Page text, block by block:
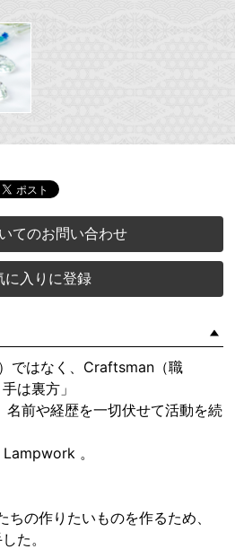
てのお問い合わせ
に入りに登録
ではなく、Craftsman（職
は裏方」
名前や経歴を一切伏せて活動を続
。
の作りたいものを作るため、
た。